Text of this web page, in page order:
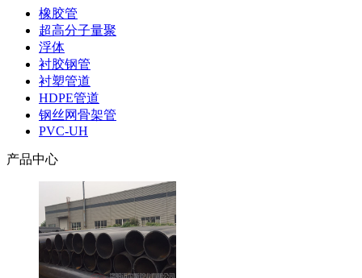
橡胶管
超高分子量聚
浮体
衬胶钢管
衬塑管道
HDPE管道
钢丝网骨架管
PVC-UH
产品中心